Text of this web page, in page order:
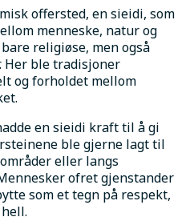
offersted, en sieidi, som
menneske, natur og
religiøse, men også
Her ble tradisjoner
og forholdet mellom
en sieidi kraft til å gi
ble gjerne lagt til
eller langs
ofret gjenstander
som et tegn på respekt,